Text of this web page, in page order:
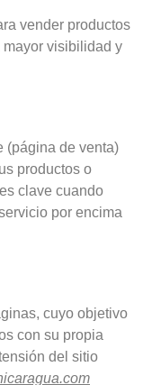
vender productos
mayor visibilidad y
(página de venta)
productos o
clave cuando
por encima
cuyo objetivo
con su propia
del sitio